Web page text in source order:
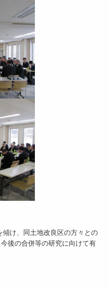
け、同土地改良区の方々との
後の合併等の研究に向けて有